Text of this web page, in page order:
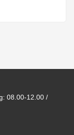
08.00-12.00 /